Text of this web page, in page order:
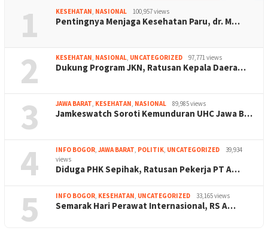
1 KESEHATAN NASIONAL 100,957 views
Pentingnya Menjaga Kesehatan Paru, dr. M…
2 KESEHATAN NASIONAL UNCATEGORIZED 97,771 views
Dukung Program JKN, Ratusan Kepala Daera…
3 JAWA BARAT KESEHATAN NASIONAL 89,985 views
Jamkeswatch Soroti Kemunduran UHC Jawa B…
4 INFO BOGOR JAWA BARAT POLITIK UNCATEGORIZED
39,934
views
Diduga PHK Sepihak, Ratusan Pekerja PT A…
5 INFO BOGOR KESEHATAN UNCATEGORIZED 33,165 views
Semarak Hari Perawat Internasional, RS A…